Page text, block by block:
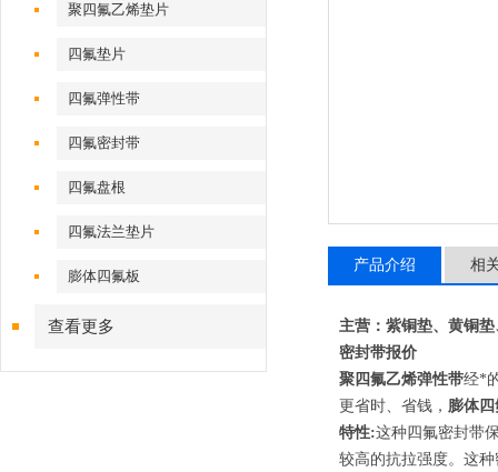
聚四氟乙烯垫片
四氟垫片
四氟弹性带
四氟密封带
四氟盘根
四氟法兰垫片
膨体四氟板
查看更多
产品介绍 相
主营：紫铜垫、黄铜
密封带报价
聚四氟乙烯弹性带经*
更省时、省钱， 膨体
特性:这种四氟密封带
较高的抗拉强度。这